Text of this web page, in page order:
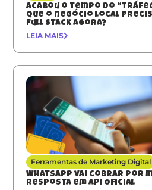
Acabou o tempo do
que o negócio local
full stack agora?
LEIA MAIS
Ferramentas de Marketing Digital
Whatsapp vai cobrar por
resposta em API Oficial